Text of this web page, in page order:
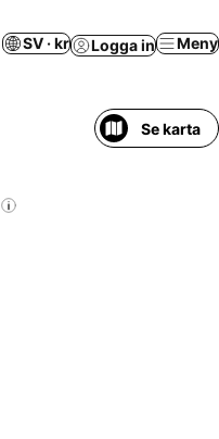
SV · kr Logga in Meny
Se karta